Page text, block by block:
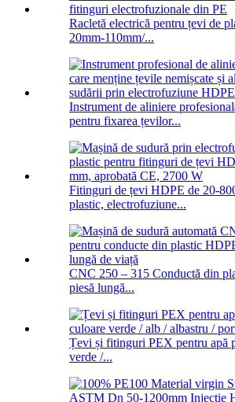
Racletă electrică pentru țevi de
20mm-110mm/...
Instrument de aliniere
pentru fixarea țevilor...
Fitinguri de țevi HDPE de 20-
plastic, electrofuziune...
CNC 250 – 315 Conductă din
piesă lungă...
Țevi și fitinguri PEX pentru apă
verde /...